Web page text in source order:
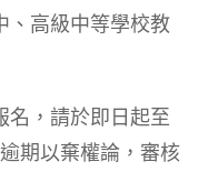
、高級中等學校教
名，請於即日起至
期以棄權論，審核